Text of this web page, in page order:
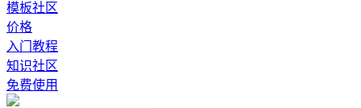
模板社区
价格
入门教程
知识社区
免费使用